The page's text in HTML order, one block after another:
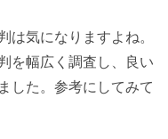
は気になりますよね。
を幅広く調査し、良い
した。参考にしてみて